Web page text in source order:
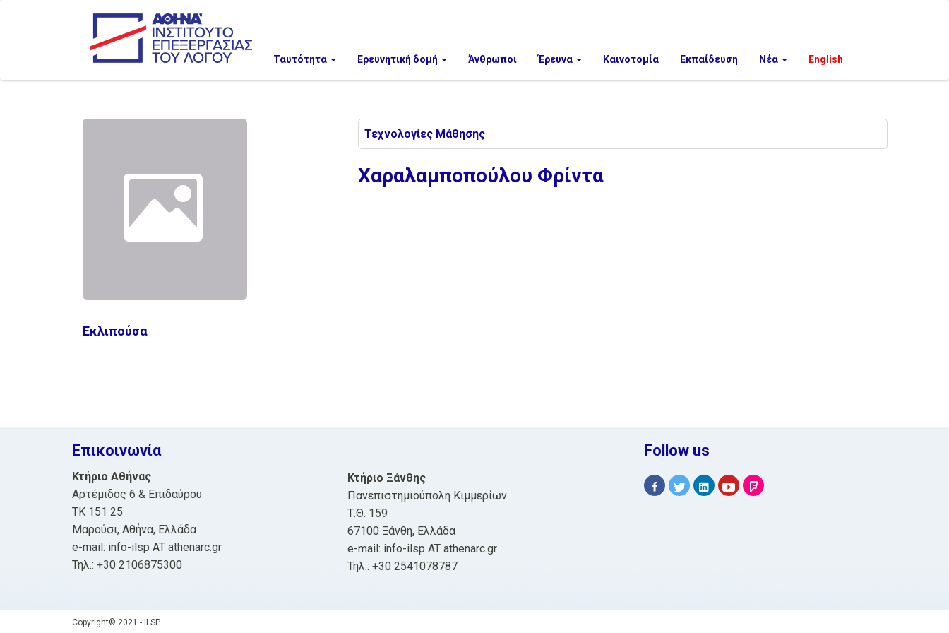
Ταυτότητα Ερευνητική δομή Άνθρωποι Έρευνα Καινοτομία Εκπαίδευση Νέα English
Εκλιπούσα
Τεχνολογίες Μάθησης
Χαραλαμποπούλου Φρίντα
Επικοινωνία
Κτήριο Αθήνας
Αρτέμιδος 6 & Επιδαύρου
ΤΚ 151 25
Μαρούσι, Αθήνα, Ελλάδα
e-mail: info-ilsp AT athenarc.gr
Τηλ.: +30 2106875300
Κτήριο Ξάνθης
Πανεπιστημιούπολη Κιμμερίων
Τ.Θ. 159
67100 Ξάνθη, Ελλάδα
e-mail: info-ilsp AT athenarc.gr
Τηλ.: +30 2541078787
Follow us
Copyright© 2021 - ILSP